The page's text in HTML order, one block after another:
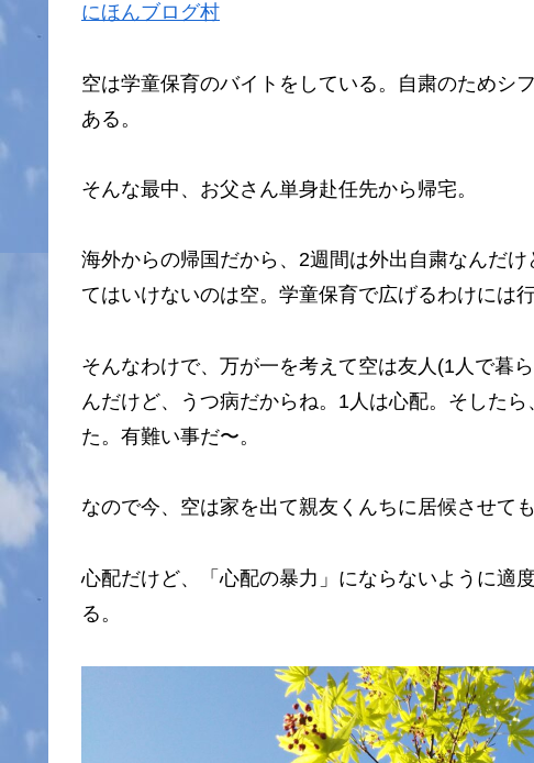
にほんブログ村
空は学童保育のバイトをしている。自粛のためシ
ある。
そんな最中、お父さん単身赴任先から帰宅。
海外からの帰国だから、2週間は外出自粛なんだ
てはいけないのは空。学童保育で広げるわけには
そんなわけで、万が一を考えて空は友人(1人で暮
んだけど、うつ病だからね。1人は心配。そした
た。有難い事だ〜。
なので今、空は家を出て親友くんちに居候させても
心配だけど、「心配の暴力」にならないように適
る。